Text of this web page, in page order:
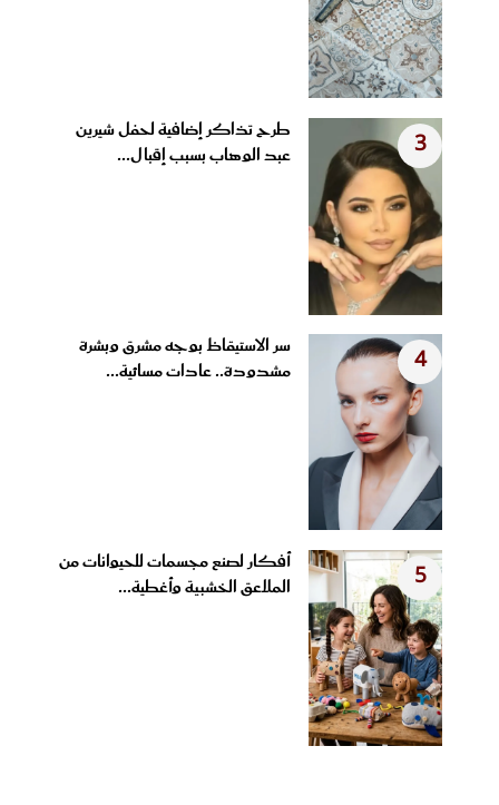
3
طرح تذاكر إضافية لحفل شيرين
عبد الوهاب بسبب إقبال...
4
سر الاستيقاظ بوجه مشرق وبشرة
مشدودة.. عادات مسائية...
5
أفكار لصنع مجسمات للحيوانات من
الملاعق الخشبية وأغطية...